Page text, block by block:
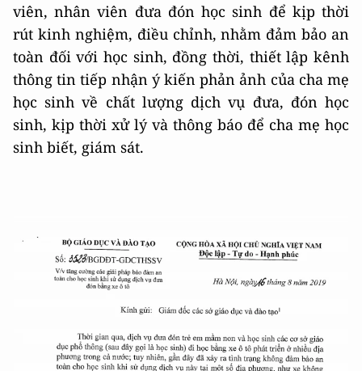
viên, nhân viên đưa đón học sinh để kịp thời
rút kinh nghiệm, điều chỉnh, nhằm đảm bảo an
toàn đối với học sinh, đồng thời, thiết lập kênh
thông tin tiếp nhận ý kiến phản ảnh của cha mẹ
học sinh về chất lượng dịch vụ đưa, đón học
sinh, kịp thời xử lý và thông báo để cha mẹ học
sinh biết, giám sát.